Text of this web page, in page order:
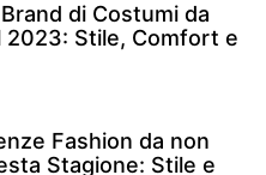
di Costumi da
2023: Stile, Comfort e
Fashion da non
Stagione: Stile e